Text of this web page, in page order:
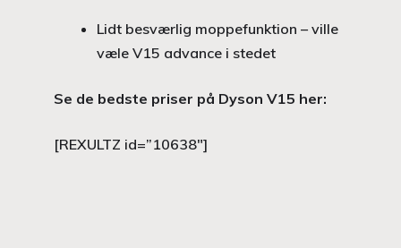
Lidt besværlig moppefunktion – ville
væle V15 advance i stedet
Se de bedste priser på Dyson V15 her:
[REXULTZ id=”10638″]